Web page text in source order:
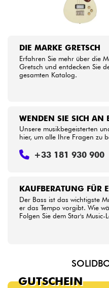
DIE MARKE GRETSCH
Erfahren Sie mehr über die
Gretsch und entdecken Sie
gesamten Katalog.
KAUFBERATUNG FÜR
Der Bass ist das wichtigste
er das Tempo vorgibt. Wie
Folgen Sie dem Star's Music-
WENDEN SIE SICH AN
Unsere musikbegeisterten
hier, um alle Ihre Fragen zu
+33 181 930 900
GUTSCHEIN